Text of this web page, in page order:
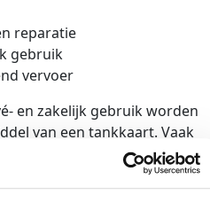
reparatie
gebruik
vervoer
en zakelijk gebruik worden
van een tankkaart. Vaak
maximaal aantal
alleen gebruikt